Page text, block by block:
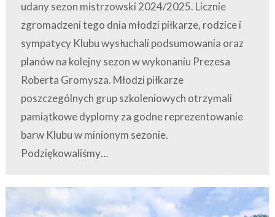
udany sezon mistrzowski 2024/2025. Licznie
zgromadzeni tego dnia młodzi piłkarze, rodzice i
sympatycy Klubu wysłuchali podsumowania oraz
planów na kolejny sezon w wykonaniu Prezesa
Roberta Gromysza. Młodzi piłkarze
poszczególnych grup szkoleniowych otrzymali
pamiątkowe dyplomy za godne reprezentowanie
barw Klubu w minionym sezonie.
Podziękowaliśmy…